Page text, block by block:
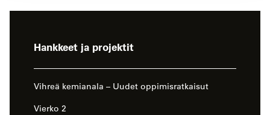
Hankkeet ja projektit-
Vihreä kemianala – Uudet oppimisratkaisut
Vierko 2